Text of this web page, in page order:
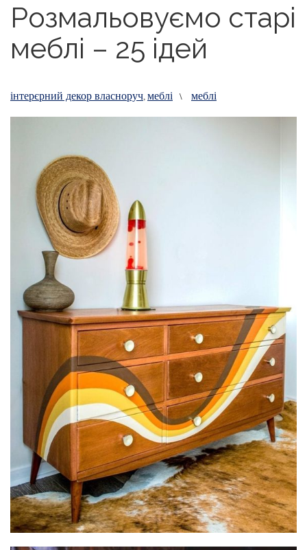
Розмальовуємо старі
меблі – 25 ідей
інтерєрний декор власноруч,меблі \ меблі